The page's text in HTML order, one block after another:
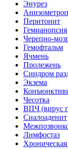
Энурез
Перитонит
Гемианопсия
Черепно-
Гемофтальм
Ячмень
Пролежень
Синдром
Экзема
Чесотка
ВПЧ (вирус
Сиалоаденит
Лимфостаз
Хроническая